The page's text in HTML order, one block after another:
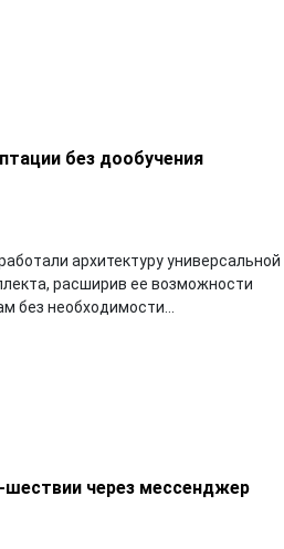
без дообучения
архитектуру универсальной
расширив ее возможности
без необходимости...
шествии через мессенджер
ответственного